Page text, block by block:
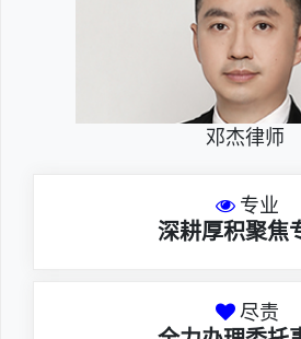
邓杰律师
专业
深耕厚积聚焦
尽责